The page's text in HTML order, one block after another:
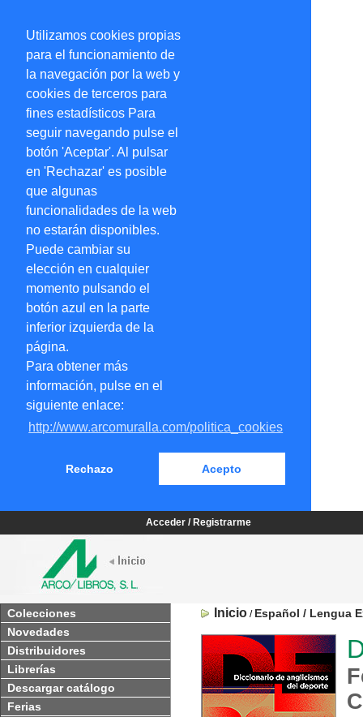
Utilizamos cookies propias
para el funcionamiento de
la navegación por la web y
cookies de terceros para
fines estadísticos Para
seguir navegando pulse el
botón 'Aceptar'. Al pulsar
en 'Rechazar' es posible
que algunas
funcionalidades de la web
no estarán disponibles.
Puede cambiar su
elección en cualquier
momento pulsando el
botón azul en la parte
inferior izquierda de la
página.
Para obtener más
información, pulse en el
siguiente enlace:
http://www.arcomuralla.com/politica_cookies
Rechazo Acepto
Acceder / Registrarme
Colecciones
Novedades
Distribuidores
Librerías
Descargar catálogo
Ferias
Inicio / Español / Lengua